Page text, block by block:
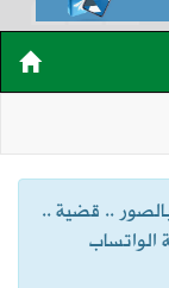
.. قضية ..